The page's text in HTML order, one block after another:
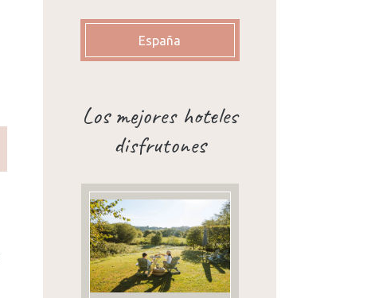
España
Los mejores hoteles
disfrutones